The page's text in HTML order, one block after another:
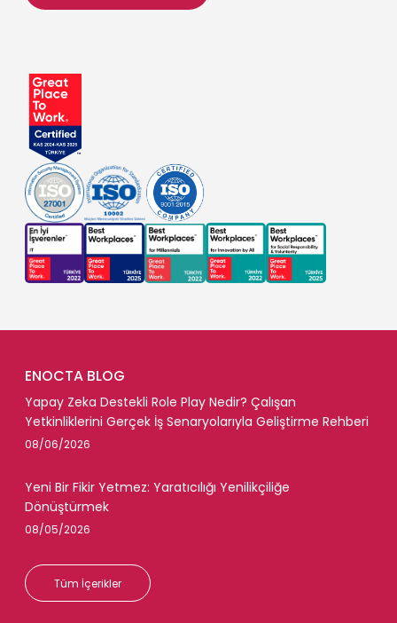
ENOCTA BLOG
Yapay Zeka Destekli Role Play Nedir? Çalışan
Yetkinliklerini Gerçek İş Senaryolarıyla Geliştirme Rehberi
08/06/2026
Yeni Bir Fikir Yetmez: Yaratıcılığı Yenilikçiliğe
Dönüştürmek
08/05/2026
Tüm İçerikler